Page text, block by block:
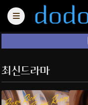
최신드라마